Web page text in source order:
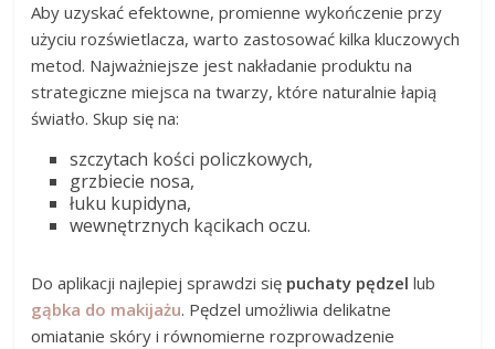
Aby uzyskać efektowne, promienne wykończenie przy
użyciu rozświetlacza, warto zastosować kilka kluczowych
metod. Najważniejsze jest nakładanie produktu na
strategiczne miejsca na twarzy, które naturalnie łapią
światło. Skup się na:
szczytach kości policzkowych,
grzbiecie nosa,
łuku kupidyna,
wewnętrznych kącikach oczu.
Do aplikacji najlepiej sprawdzi się puchaty pędzel lub
gąbka do makijażu. Pędzel umożliwia delikatne
omiatanie skóry i równomierne rozprowadzenie